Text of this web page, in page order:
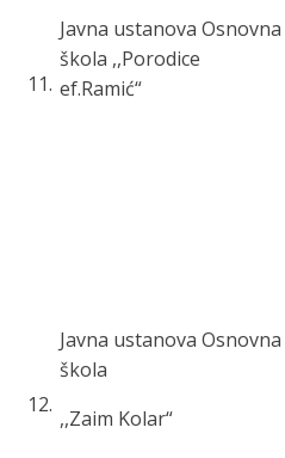
11.
Javna ustanova Osnovna
škola ,,Porodice
ef.Ramić“
12.
Javna ustanova Osnovna
škola
,,Zaim Kolar“